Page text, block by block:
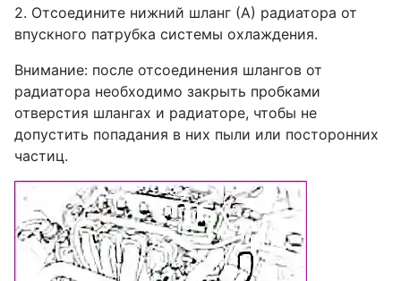
2. Отсоедините нижний шланг (А) радиатора от
впускного патрубка системы охлаждения.
Внимание: после отсоединения шлангов от
радиатора необходимо закрыть пробками
отверстия шлангах и радиаторе, чтобы не
допустить попадания в них пыли или посторонних
частиц.